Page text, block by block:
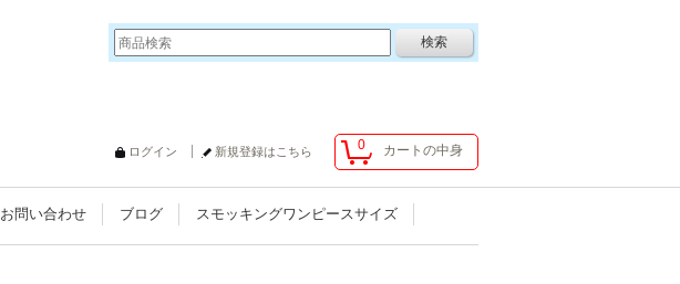
0 カートの中身
ログイン 新規登録はこちら
お問い合わせ ブログ スモッキングワンピースサイズ